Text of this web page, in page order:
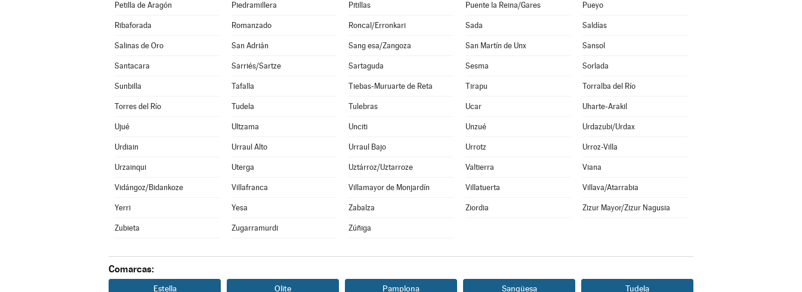
Petilla de Aragón Piedramillera Pitillas Puente la Reina/Gares Pueyo
Ribaforada Romanzado Roncal/Erronkari Sada Saldías
Salinas de Oro San Adrián Sang esa/Zangoza San Martín de Unx Sansol
Santacara Sarriés/Sartze Sartaguda Sesma Sorlada
Sunbilla Tafalla Tiebas-Muruarte de Reta Tirapu Torralba del Río
Torres del Río Tudela Tulebras Ucar Uharte-Arakil
Ujué Ultzama Unciti Unzué Urdazubi/Urdax
Urdiain Urraul Alto Urraul Bajo Urrotz Urroz-Villa
Urzainqui Uterga Uztárroz/Uztarroze Valtierra Viana
Vidángoz/Bidankoze Villafranca Villamayor de Monjardín Villatuerta Villava/Atarrabia
Yerri Yesa Zabalza Ziordia Zizur Mayor/Zizur Nagusia
Zubieta Zugarramurdi Zúñiga
Comarcas:
Estella Olite Pamplona Sangüesa Tudela